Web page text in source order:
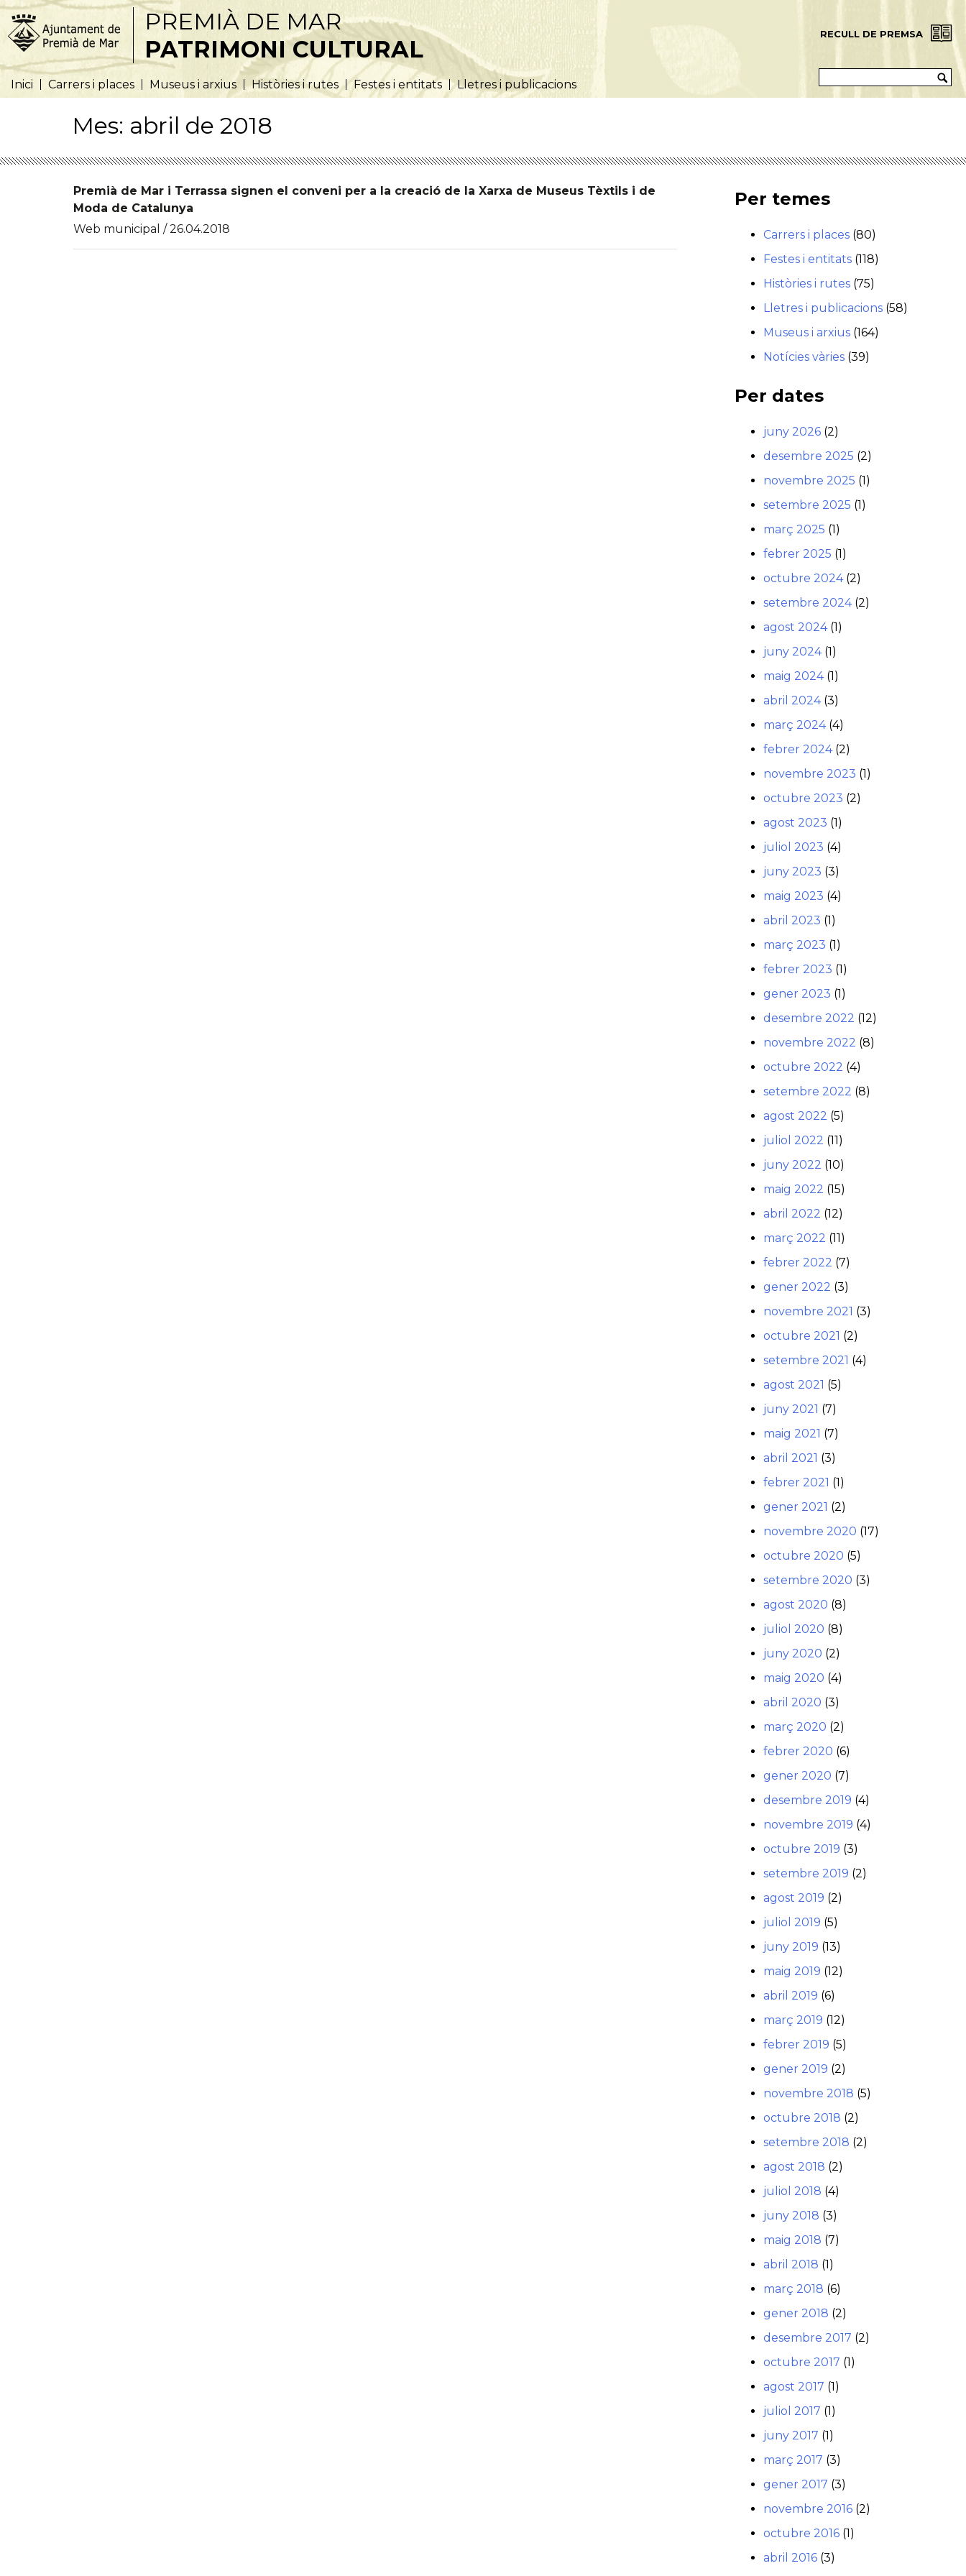
PREMIÀ DE MAR
PATRIMONI CULTURAL
Inici Carrers i places Museus i arxius Històries i rutes Festes i entitats Lletres i publicacions
RECULL DE PREMSA
Mes: abril de 2018
Premià de Mar i Terrassa signen el conveni per a la creació de la Xarxa de Museus Tèxtils i de
Moda de Catalunya
Web municipal / 26.04.2018
Per temes
Carrers i places (80)
Festes i entitats (118)
Històries i rutes (75)
Lletres i publicacions (58)
Museus i arxius (164)
Notícies vàries (39)
Per dates
juny 2026 (2)
desembre 2025 (2)
novembre 2025 (1)
setembre 2025 (1)
març 2025 (1)
febrer 2025 (1)
octubre 2024(2)
setembre 2024(2)
agost 2024(1)
juny 2024(1)
maig 2024(1)
abril 2024(3)
març 2024(4)
febrer 2024(2)
novembre 2023 (1)
octubre 2023 (2)
agost 2023 (1)
juliol 2023 (4)
juny 2023 (3)
maig 2023 (4)
abril 2023 (1)
març 2023 (1)
febrer 2023 (1)
gener 2023 (1)
desembre 2022 (12)
novembre 2022 (8)
octubre 2022 (4)
setembre 2022 (8)
agost 2022 (5)
juliol 2022 (11)
juny 2022 (10)
maig 2022 (15)
abril 2022 (12)
març 2022 (11)
febrer 2022 (7)
gener 2022 (3)
novembre 2021 (3)
octubre 2021 (2)
setembre 2021 (4)
agost 2021 (5)
juny 2021 (7)
maig 2021 (7)
abril 2021 (3)
febrer 2021 (1)
gener 2021 (2)
novembre 2020 (17)
octubre 2020 (5)
setembre 2020 (3)
agost 2020 (8)
juliol 2020 (8)
juny 2020 (2)
maig 2020 (4)
abril 2020 (3)
març 2020 (2)
febrer 2020 (6)
gener 2020 (7)
desembre 2019 (4)
novembre 2019 (4)
octubre 2019 (3)
setembre 2019 (2)
agost 2019 (2)
juliol 2019 (5)
juny 2019 (13)
maig 2019 (12)
abril 2019 (6)
març 2019 (12)
febrer 2019 (5)
gener 2019 (2)
novembre 2018 (5)
octubre 2018 (2)
setembre 2018 (2)
agost 2018 (2)
juliol 2018 (4)
juny 2018 (3)
maig 2018 (7)
abril 2018 (1)
març 2018 (6)
gener 2018 (2)
desembre 2017 (2)
octubre 2017 (1)
agost 2017 (1)
juliol 2017 (1)
juny 2017 (1)
març 2017 (3)
gener 2017 (3)
novembre 2016 (2)
octubre 2016 (1)
abril 2016 (3)